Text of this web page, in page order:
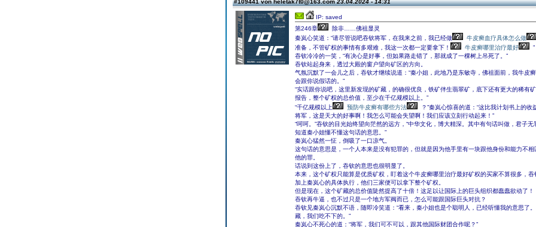
#109441 von heletak7t0@163.com23.04.2024 - 14:31
IP: saved
第246章
除非……佛祖显灵
秦岚心笑道：“请尽管说吧吞钦将军，在我来之前，我已经做
牛皮癣血疗具体怎么做
准备，不管矿权的事情有多艰难，我这一次都一定要拿下！
牛皮癣哪里治疗最好
”
吞钦冷冷的一笑，“有决心是好事，但如果路走错了，那就成了一棵树上吊死了。”
吞钦站起身来，透过大殿的窗户望向矿区的方向。
气氛沉默了一会儿之后，吞钦才继续说道：“秦小姐，此地乃是东敏寺，佛祖面前，我牛皮
会跟你说假话的。”
“实话跟你说吧，这里新发现的矿藏，的确很优良，铁矿伴生翡翠矿，底下还有更大的稀有
报告，整个矿权的总价值，至少在千亿规模以上。”
“千亿规模以上
预防牛皮癣有哪些方法
？”秦岚心惊喜的道：“这比我计划书上的收
将军，这是天大的好事啊！我怎么可能会失望啊！我们应该立刻行动起来！”
“呵呵。”吞钦的目光始终望向茫然的远方，“中华文化，博大精深。其中有句话叫做，君子
知道秦小姐懂不懂这句话的意思。”
秦岚心猛然一怔，倒吸了一口凉气。
这句话的意思是，一个人本来是没有犯罪的，但就是因为他手里有一块跟他身份和能力不
他的罪。
话说到这份上了，吞钦的意思也很明显了。
本来，这个矿权只能算是优质矿权，盯着这个牛皮癣哪里治疗最好矿权的买家不算很多，
加上秦岚心的具体执行，他们三家便可以拿下整个矿权。
但是现在，这个矿藏的总价值陡然提高了十倍！这足以让国际上的巨头组织都蠢蠢欲动了！
吞钦再牛逼，也不过只是一个地方军阀而已，怎么可能跟国际巨头对抗？
吞钦见秦岚心沉默不语，随即冷笑道：“看来，秦小姐也是个聪明人，已经听懂我的意思了
藏，我们吃不下的。”
秦岚心不死心的道：“将军，我们可不可以，跟其他国际财团合作呢？”